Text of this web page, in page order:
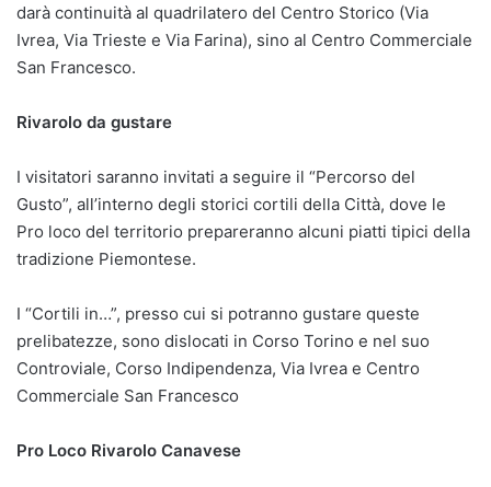
darà continuità al quadrilatero del Centro Storico (Via
Ivrea, Via Trieste e Via Farina), sino al Centro Commerciale
San Francesco.
Rivarolo da gustare
I visitatori saranno invitati a seguire il “Percorso del
Gusto”, all’interno degli storici cortili della Città, dove le
Pro loco del territorio prepareranno alcuni piatti tipici della
tradizione Piemontese.
I “Cortili in…”, presso cui si potranno gustare queste
prelibatezze, sono dislocati in Corso Torino e nel suo
Controviale, Corso Indipendenza, Via Ivrea e Centro
Commerciale San Francesco
Pro Loco Rivarolo Canavese